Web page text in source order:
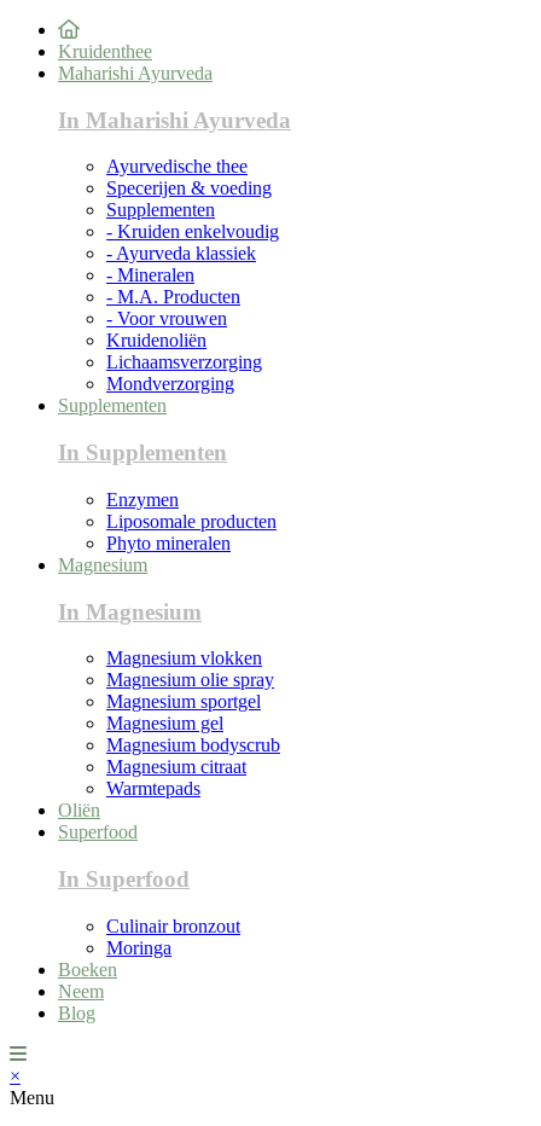
Kruidenthee
Maharishi Ayurveda
In Maharishi Ayurveda
Ayurvedische thee
Specerijen & voeding
Supplementen
- Kruiden enkelvoudig
- Ayurveda klassiek
- Mineralen
- M.A. Producten
- Voor vrouwen
Kruidenoliën
Lichaamsverzorging
Mondverzorging
Supplementen
In Supplementen
Enzymen
Liposomale producten
Phyto mineralen
Magnesium
In Magnesium
Magnesium vlokken
Magnesium olie spray
Magnesium sportgel
Magnesium gel
Magnesium bodyscrub
Magnesium citraat
Warmtepads
Oliën
Superfood
In Superfood
Culinair bronzout
Moringa
Boeken
Neem
Blog
×
Menu